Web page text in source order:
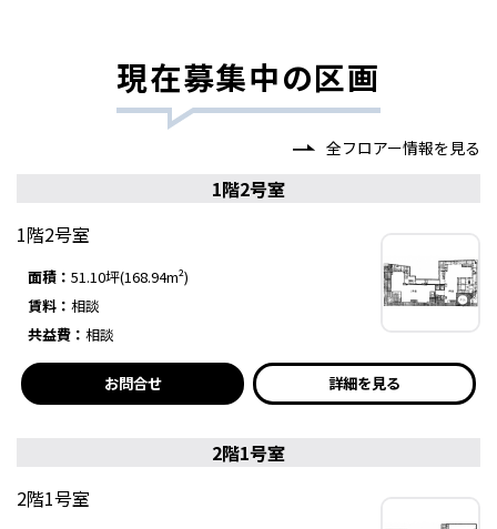
現在募集中の区画
全フロアー情報を見る
1階2号室
1階2号室
面積： 51.10坪(168.94m²)
賃料： 相談
共益費： 相談
お問合せ 詳細を見る
2階1号室
2階1号室